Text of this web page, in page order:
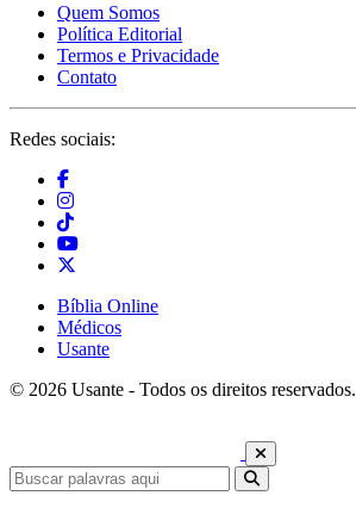
Quem Somos
Política Editorial
Termos e Privacidade
Contato
Redes sociais:
Bíblia Online
Médicos
Usante
© 2026 Usante - Todos os direitos reservados.